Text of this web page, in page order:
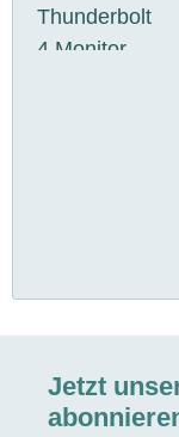
Jetzt